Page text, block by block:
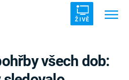
ŽIVĚ
všech dob: